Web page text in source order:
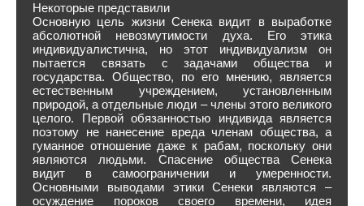
Некоторые представили
Основную цель жизни Сенека видит в выработке
абсолютной невозмутимости духа. Его этика
индивидуалистична, но этот индивидуализм он
пытается связать с задачами общества и
государства. Общество, по его мнению, является
естественным учреждением, установленным
природой, а отдельные люди – члены этого великого
целого. Первой обязанностью индивида является
поэтому не нанесение вреда членам общества, а
гуманное отношение даже к рабам, поскольку они
являются людьми. Спасение общества Сенека
видит в самоограничении и умеренности.
Основными выводами этики Сенеки являются –
осуждение пороков своего времени, идея